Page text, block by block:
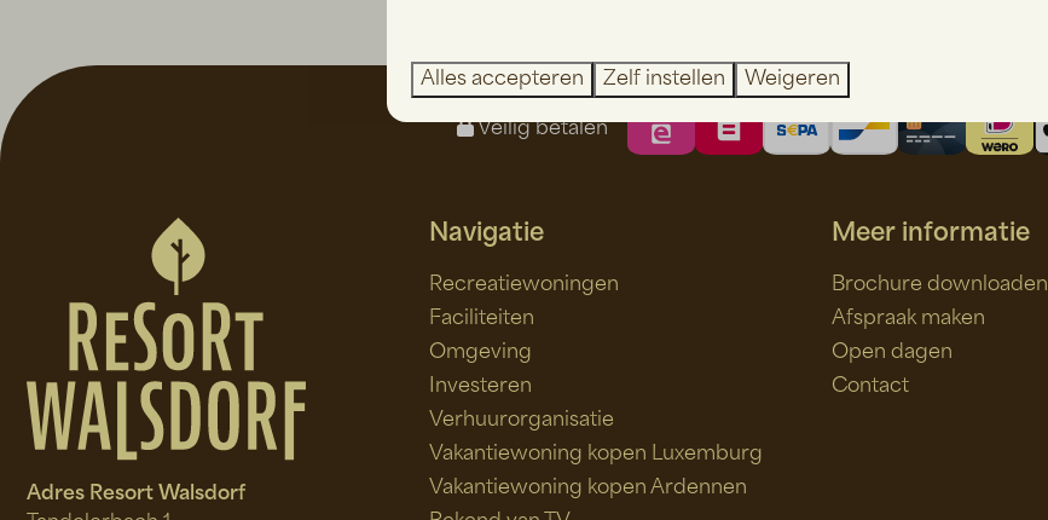
Veilig betalen
Adres Resort Walsdorf
Navigatie
Recreatiewoningen
Faciliteiten
Omgeving
Investeren
Verhuurorganisatie
Vakantiewoning kopen Luxemburg
Vakantiewoning kopen Ardennen
Meer informatie
Brochure downloaden
Afspraak maken
Open dagen
Contact
Alles accepteren Zelf instellen Weigeren